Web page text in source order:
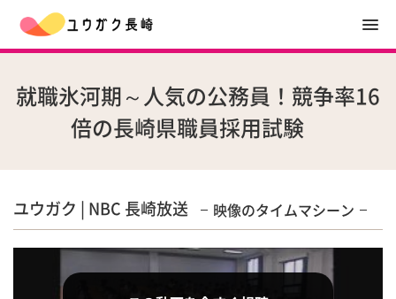
就職氷河期～人気の公務員！競争率16
倍の長崎県職員採用試験
ユウガク | NBC 長崎放送 映像のタイムマシーン